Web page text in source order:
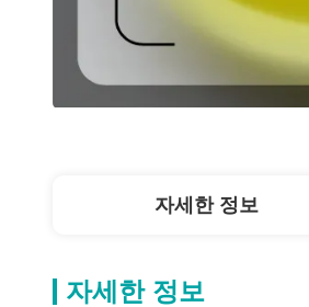
자세한 정보
자세한 정보